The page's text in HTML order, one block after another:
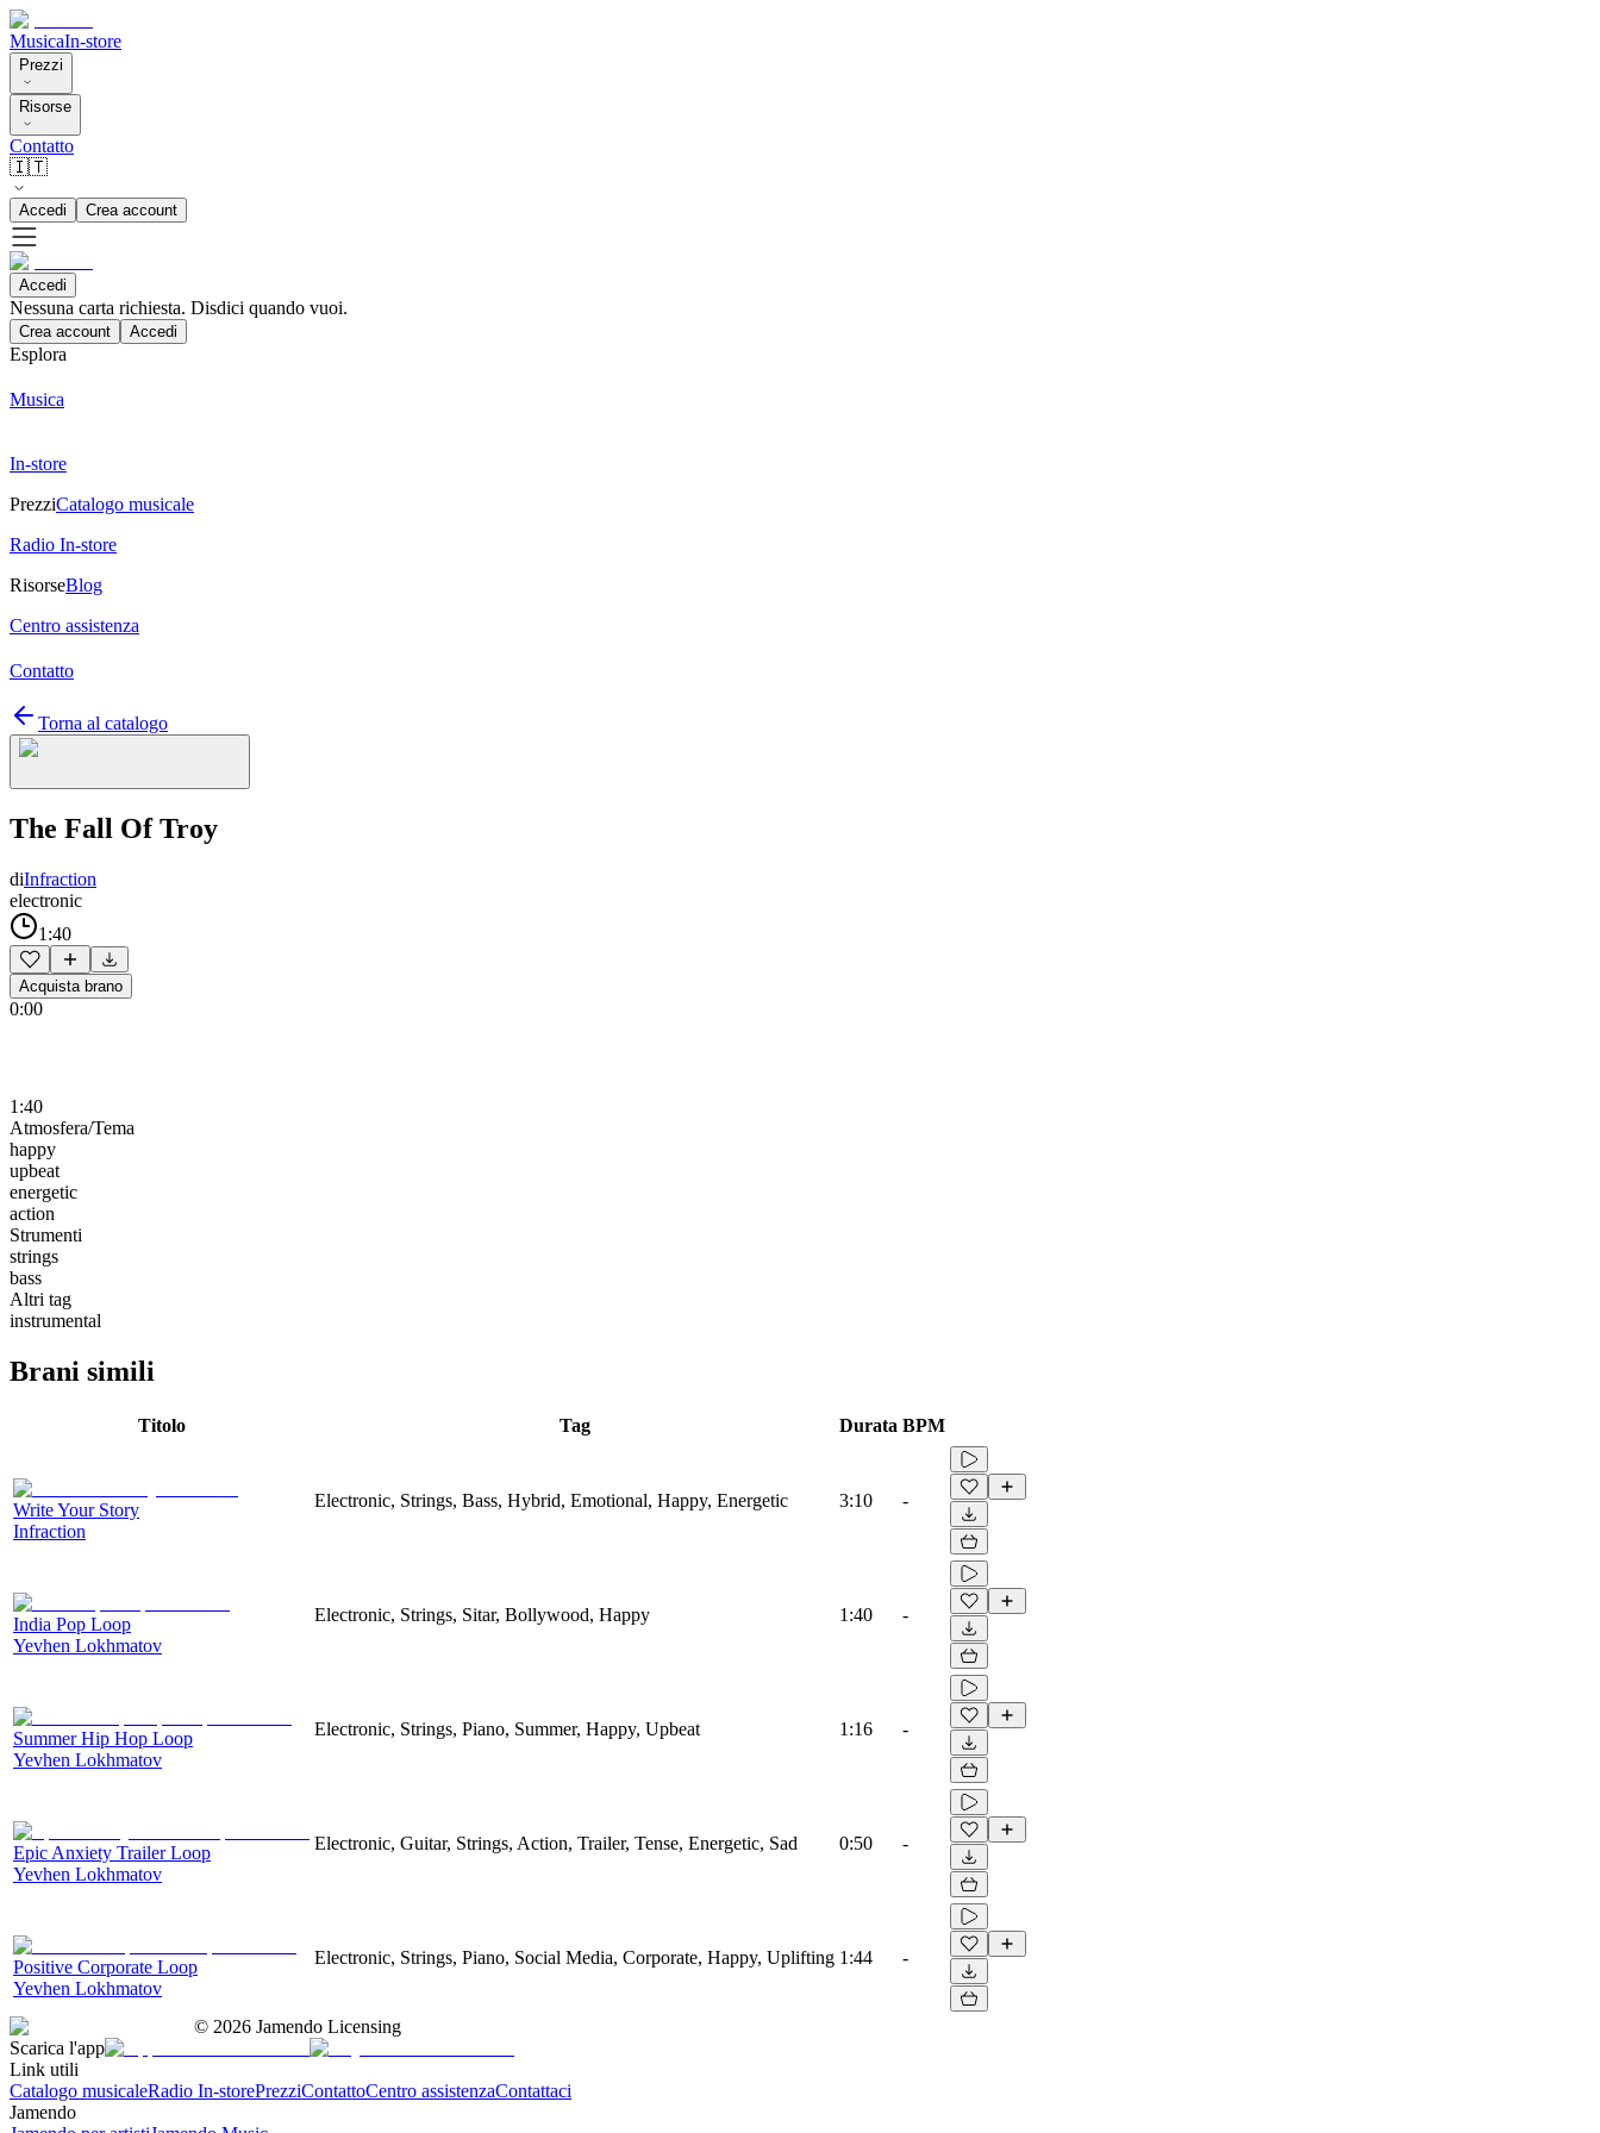
MusicaIn-store
Prezzi
Risorse
Contatto
🇮🇹
Accedi Crea account
Accedi
Nessuna carta richiesta. Disdici quando vuoi.
Crea account Accedi
Esplora
Musica
In-store
PrezziCatalogo musicale
Radio In-store
RisorseBlog
Centro assistenza
Contatto
Torna al catalogo
The Fall Of Troy
diInfraction
electronic
1:40
Acquista brano
0:00
1:40
Atmosfera/Tema
happy
upbeat
energetic
action
Strumenti
strings
bass
Altri tag
instrumental
Brani simili
Titolo Tag Durata BPM
Write Your Story
Infraction
Electronic, Strings, Bass, Hybrid, Emotional, Happy, Energetic 3:10 -
India Pop Loop
Yevhen Lokhmatov
Electronic, Strings, Sitar, Bollywood, Happy 1:40 -
Summer Hip Hop Loop
Yevhen Lokhmatov
Electronic, Strings, Piano, Summer, Happy, Upbeat 1:16 -
Epic Anxiety Trailer Loop
Yevhen Lokhmatov
Electronic, Guitar, Strings, Action, Trailer, Tense, Energetic, Sad 0:50 -
Positive Corporate Loop
Yevhen Lokhmatov
Electronic, Strings, Piano, Social Media, Corporate, Happy, Uplifting 1:44 -
© 2026 Jamendo Licensing
Scarica l'app
Link utili
Catalogo musicaleRadio In-storePrezziContattoCentro assistenzaContattaci
Jamendo